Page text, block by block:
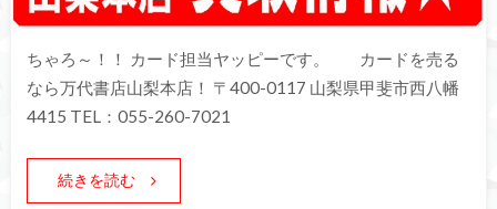
ちゃろ～！！ カード担当ヤッピーです。 カードを売る
なら万代書店山梨本店！ 〒400-0117 山梨県甲斐市西八幡
4415 TEL：055-260-7021
続きを読む